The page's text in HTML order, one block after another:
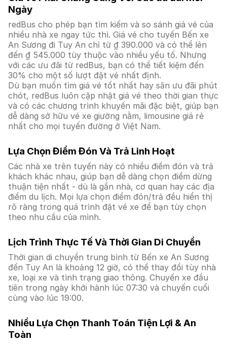
Ngày
redBus cho phép bạn tìm kiếm và so sánh giá vé của
nhiều nhà xe ngay tức thì. Giá vé cho tuyến Bến xe
An Sương đi Tuy An chỉ từ ₫ 390.000 và có thể lên
đến ₫ 545.000 tùy thuộc vào nhiều yếu tố. Nhưng
với các ưu đãi từ redBus, bạn có thể tiết kiệm đến
30% cho một số lượt đặt vé nhất định.
Dù bạn muốn tìm giá vé tốt nhất hay săn ưu đãi phút
chót, redBus luôn cập nhật giá vé theo thời gian thực
và có các chương trình khuyến mãi đặc biệt, giúp bạn
dễ dàng sở hữu vé xe giường nằm, limousine giá rẻ
nhất cho mọi tuyến đường ở Việt Nam.
Lựa Chọn Điểm Đón Và Trả Linh Hoạt
Các nhà xe trên tuyến này có nhiều điểm đón và trả
khách khác nhau, giúp bạn dễ dàng chọn điểm dừng
thuận tiện nhất - dù là gần nhà, cơ quan hay các địa
điểm du lịch. Mọi lựa chọn điểm đón/trả đều hiển thị
rõ ràng trong quá trình đặt vé xe để bạn tùy chọn
theo nhu cầu của mình.
Lịch Trình Thực Tế Và Thời Gian Di Chuyển
Thời gian di chuyển trung bình từ Bến xe An Sương
đến Tuy An là khoảng 12 giờ, có thể thay đổi tùy nhà
xe, loại xe và tình trạng giao thông. Chuyến xe đầu
tiên trong ngày khởi hành lúc 07:30 và chuyến cuối
cùng vào lúc 19:00.
Nhiều Lựa Chọn Thanh Toán Tiện Lợi & An
Toàn